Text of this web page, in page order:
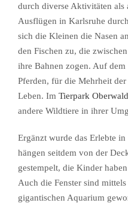
durch diverse Aktivitäten als
Ausflügen in Karlsruhe
sich die Kleinen die Nasen
den Fischen zu, die
ihre Bahnen zogen. Auf
Pferden, für die Mehrheit
Leben. Im Tierpark Oberwald
andere Wildtiere in ihrer
Ergänzt wurde das Erlebte
hängen seitdem von der
gestempelt, die Kinder
Auch die Fenster sind
gigantischen Aquarium